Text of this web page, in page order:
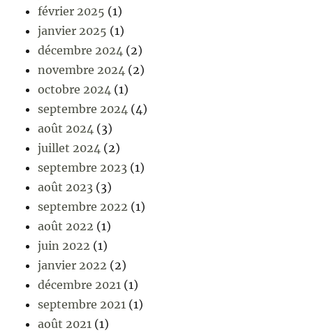
février 2025 (1)
janvier 2025 (1)
décembre 2024 (2)
novembre 2024 (2)
octobre 2024 (1)
septembre 2024 (4)
août 2024 (3)
juillet 2024 (2)
septembre 2023 (1)
août 2023 (3)
septembre 2022 (1)
août 2022 (1)
juin 2022 (1)
janvier 2022 (2)
décembre 2021 (1)
septembre 2021 (1)
août 2021 (1)